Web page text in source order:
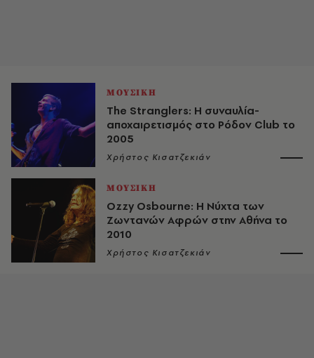
ΜΟΥΣΙΚΗ
The Stranglers: Η συναυλία-
αποχαιρετισμός στο Ρόδον Club το
2005
Χρήστος Κισατζεκιάν
ΜΟΥΣΙΚΗ
Ozzy Osbourne: Η Νύχτα των
Ζωντανών Αφρών στην Αθήνα το
2010
Χρήστος Κισατζεκιάν